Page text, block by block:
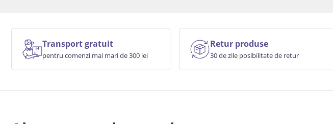
Transport gratuit
pentru comenzi mai mari de 300 lei
Retur produse
30 de zile posibilitate de retur